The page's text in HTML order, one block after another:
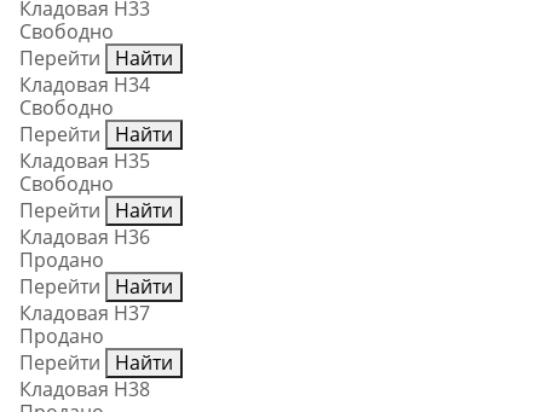
Кладовая Н33
Свободно
Перейти
Найти
Кладовая Н34
Свободно
Перейти
Найти
Кладовая Н35
Свободно
Перейти
Найти
Кладовая Н36
Продано
Перейти
Найти
Кладовая Н37
Продано
Перейти
Найти
Кладовая Н38